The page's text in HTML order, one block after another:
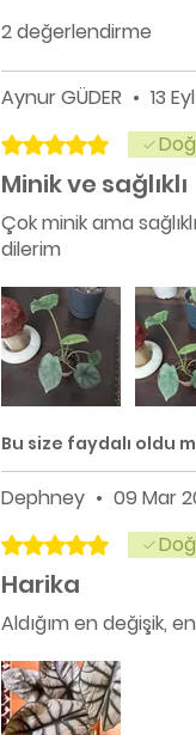
2 değerlendirme
Aynur GÜDER • 13
5 üzerinden 5 yıldız
Minik ve sağlıklı
Çok minik ama
dilerim
Bu size faydalı oldu
Dephney • 09 Mar
5 üzerinden 5 yıldız
Harika
Aldığım en değişik,